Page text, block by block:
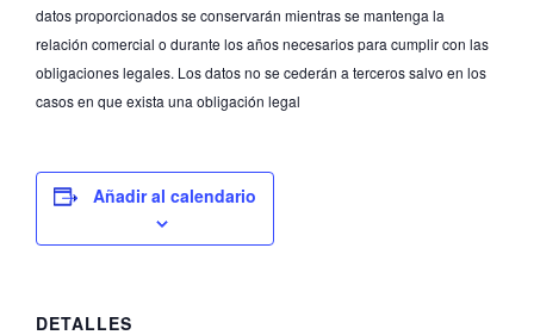
datos proporcionados se conservarán mientras se mantenga la
relación comercial o durante los años necesarios para cumplir con las
obligaciones legales. Los datos no se cederán a terceros salvo en los
casos en que exista una obligación legal
Añadir al calendario
DETALLES